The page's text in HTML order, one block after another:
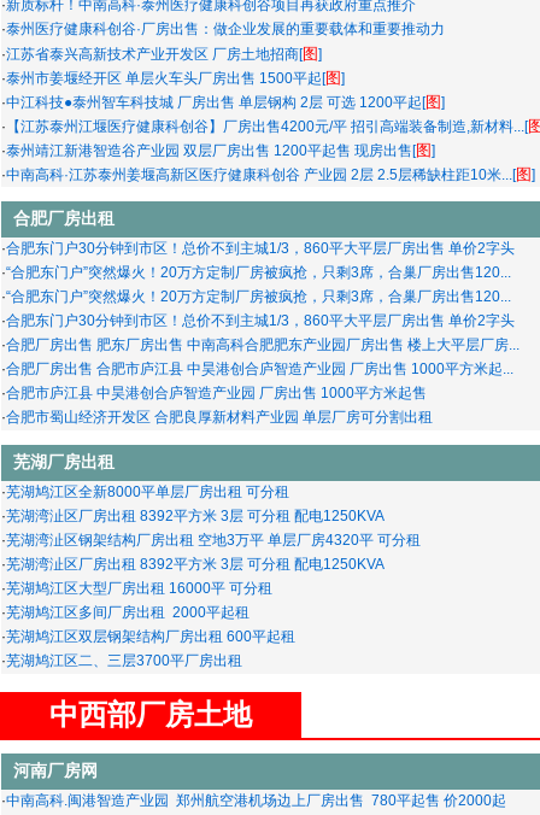
·新质标杆！中南高科·泰州医疗健康科创谷项目再获政府重点推介
·泰州医疗健康科创谷·厂房出售：做企业发展的重要载体和重要推动力
·江苏省泰兴高新技术产业开发区 厂房土地招商[图]
·泰州市姜堰经开区 单层火车头厂房出售 1500平起[图]
·中江科技●泰州智车科技城 厂房出售 单层钢构 2层 可选 1200平起[图]
· 【江苏泰州江堰医疗健康科创谷】厂房出售4200元/平 招引高端装备制造,新材料...[
·泰州靖江新港智造谷产业园 双层厂房出售 1200平起售 现房出售[图]
·中南高科·江苏泰州姜堰高新区医疗健康科创谷 产业园 2层 2.5层稀缺柱距10米...[图]
合肥厂房出租
·合肥东门户30分钟到市区！总价不到主城1/3，860平大平层厂房出售 单价2字头
·“合肥东门户”突然爆火！20万方定制厂房被疯抢，只剩3席，合巢厂房出售120...
·“合肥东门户”突然爆火！20万方定制厂房被疯抢，只剩3席，合巢厂房出售120...
·合肥东门户30分钟到市区！总价不到主城1/3，860平大平层厂房出售 单价2字头
·合肥厂房出售 肥东厂房出售 中南高科合肥肥东产业园厂房出售 楼上大平层厂房...
·合肥厂房出售 合肥市庐江县 中昊港创合庐智造产业园 厂房出售 1000平方米起...
·合肥市庐江县 中昊港创合庐智造产业园 厂房出售 1000平方米起售
·合肥市蜀山经济开发区 合肥良厚新材料产业园 单层厂房可分割出租
芜湖厂房出租
·芜湖鸠江区全新8000平单层厂房出租 可分租
·芜湖湾沚区厂房出租 8392平方米 3层 可分租 配电1250KVA
·芜湖湾沚区钢架结构厂房出租 空地3万平 单层厂房4320平 可分租
·芜湖湾沚区厂房出租 8392平方米 3层 可分租 配电1250KVA
·芜湖鸠江区大型厂房出租 16000平 可分租
·芜湖鸠江区多间厂房出租 2000平起租
·芜湖鸠江区双层钢架结构厂房出租 600平起租
·芜湖鸠江区二、三层3700平厂房出租
中西部厂房土地
河南厂房网
·中南高科.闽港智造产业园 郑州航空港机场边上厂房出售 780平起售 价2000起